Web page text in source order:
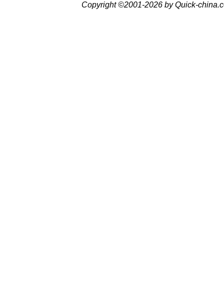
Copyright ©2001-2026 by Quick-